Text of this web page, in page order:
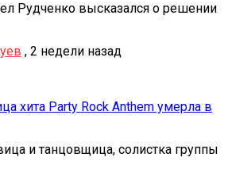
Рудченко высказался о решении
, 2 недели назад
хита Party Rock Anthem умерла в
и танцовщица, солистка группы